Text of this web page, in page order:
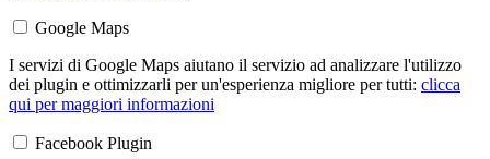
Google Maps
I servizi di Google Maps aiutano il servizio ad analizzare l'utilizzo
dei plugin e ottimizzarli per un'esperienza migliore per tutti: clicca
qui per maggiori informazioni
Facebook Plugin